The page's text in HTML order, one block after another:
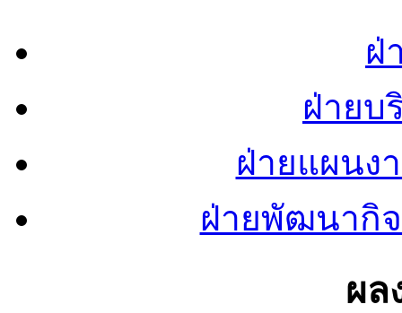
ฝ่
ฝ่ายบ
ฝ่ายแผนง
ฝ่ายพัฒนากิ
ผล